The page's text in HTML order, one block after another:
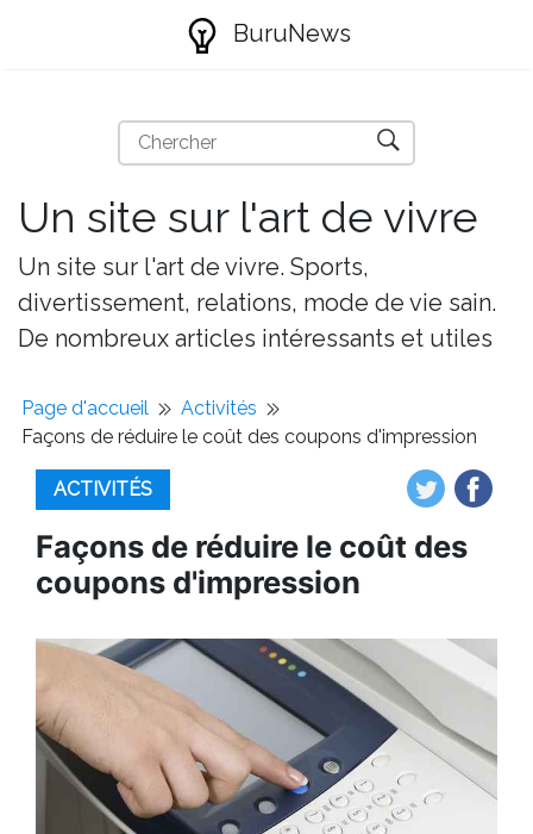
BuruNews
Un site sur l'art de vivre
Un site sur l'art de vivre. Sports,
divertissement, relations, mode de vie sain.
De nombreux articles intéressants et utiles
Page d'accueil
Activités
Façons de réduire le coût des coupons d'impression
ACTIVITÉS
Façons de réduire le coût des
coupons d'impression